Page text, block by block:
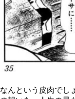
なんという皮肉でし